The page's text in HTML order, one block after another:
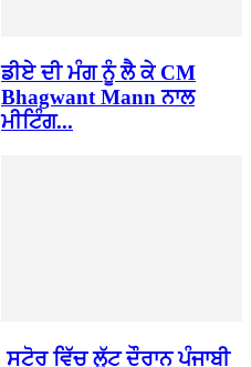
ਡੀਏ ਦੀ ਮੰਗ ਨੂੰ ਲੈ ਕੇ CM
Bhagwant Mann ਨਾਲ
ਮੀਟਿੰਗ...
ਸਟੋਰ ਵਿੱਚ ਲੁੱਟ ਦੌਰਾਨ ਪੰਜਾਬੀ